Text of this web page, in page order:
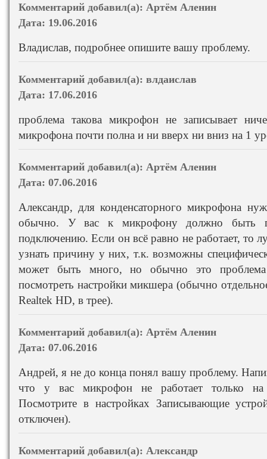
Комментарий добавил(а): Артём Аленин
Дата: 19.06.2016
Владислав, подробнее опишите вашу проблему.
Комментарий добавил(а): влдаислав
Дата: 17.06.2016
проблема такова микрофон не записывает
микрофона почти полна и ни вверх ни вниз на 1
Комментарий добавил(а): Артём Аленин
Дата: 07.06.2016
Александр, для конденсаторного микрофона
обычно. У вас к микрофону должно быть
подключению. Если он всё равно не работает, то
узнать причину у них, т.к. возможны
может быть много, но обычно это
посмотреть настройки микшера (обычно
Realtek HD, в трее).
Комментарий добавил(а): Артём Аленин
Дата: 07.06.2016
Андрей, я не до конца понял вашу проблему.
что у вас микрофон не работает только на
Посмотрите в настройках Записывающие
отключен).
Комментарий добавил(а): Александр